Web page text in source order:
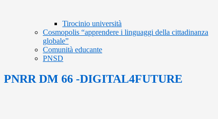
Tirocinio università
Cosmopolis “apprendere i linguaggi della cittadinanza
globale”
Comunità educante
PNSD
PNRR DM 66 -DIGITAL4FUTURE